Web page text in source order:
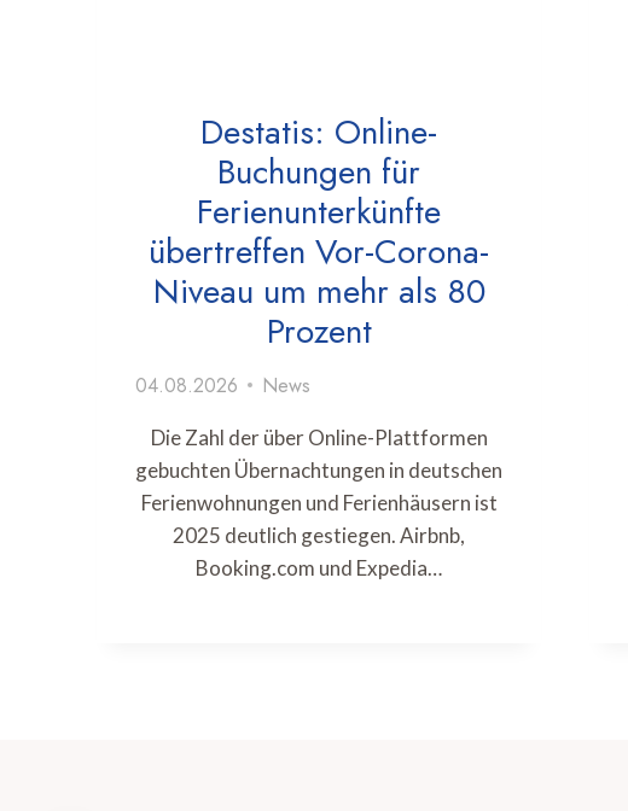
Destatis: Online-
Buchungen für
Ferienunterkünfte
übertreffen Vor-Corona-
Niveau um mehr als 80
Prozent
04.08.2026 News
Die Zahl der über Online-Plattformen
gebuchten Übernachtungen in deutschen
Ferienwohnungen und Ferienhäusern ist
2025 deutlich gestiegen. Airbnb,
Booking.com und Expedia…